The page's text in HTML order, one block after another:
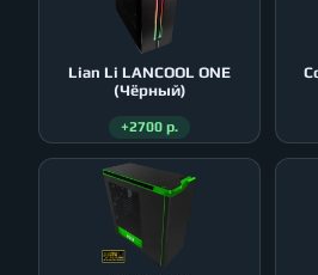
Lian Li LANCOOL ONE
(Чёрный)
+2700 р.